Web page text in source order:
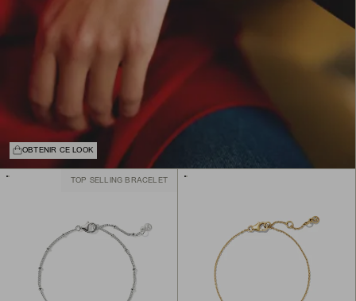
OBTENIR CE LOOK
TOP SELLING BRACELET